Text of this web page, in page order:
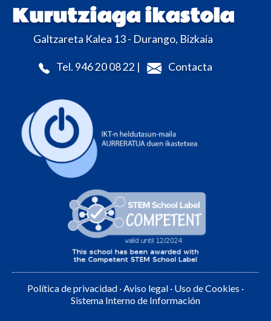
Kurutziaga ikastola
Galtzareta Kalea 13 - Durango, Bizkaia
Tel. 946 20 08 22 | Contacta
Política de privacidad ·Aviso legal · Uso de Cookies ·
Sistema Interno de Información